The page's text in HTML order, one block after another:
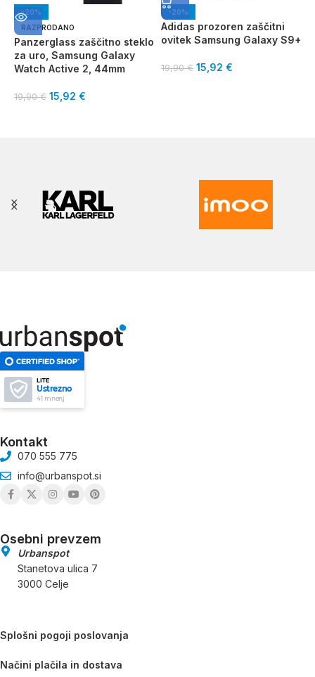
-20%
RAZPRODANO
Panzerglass zaščitno steklo
za uro, Samsung Galaxy
Watch Active 2, 44mm
19,90€ 15,92 €
-20%
Adidas prozoren zaščitni
ovitek Samsung Galaxy S9+
19,90€ 15,92 €
LITE
Ustrezno
41 mnenj
Kontakt
070 555 775
info@urbanspot.si
Osebni prevzem
Urbanspot
Stanetova ulica 7
3000 Celje
Splošni pogoji poslovanja
Načini plačila in dostava